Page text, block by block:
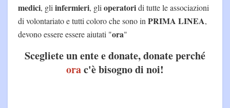
medici, gli infermieri, gli operatoridi tutte le associazioni
di volontariato e tutti coloro che sono in PRIMA LINEA,
devono essere essere aiutati "ora"
Scegliete un ente e donate, donate perché
orac'è bisogno di noi!